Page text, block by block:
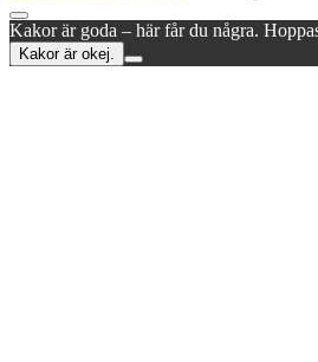
Rulla
till
toppen
Kakor är goda – här får du några.
Kakor är okej.